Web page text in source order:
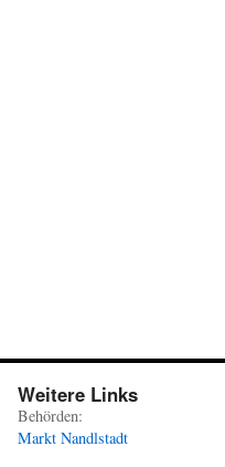
Weitere Links
Behörden:
Markt Nandlstadt